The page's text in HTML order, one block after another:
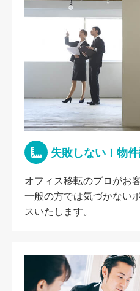
失敗しない！物
オフィス移転のプロがお
一般の方では気づかない
スいたします。